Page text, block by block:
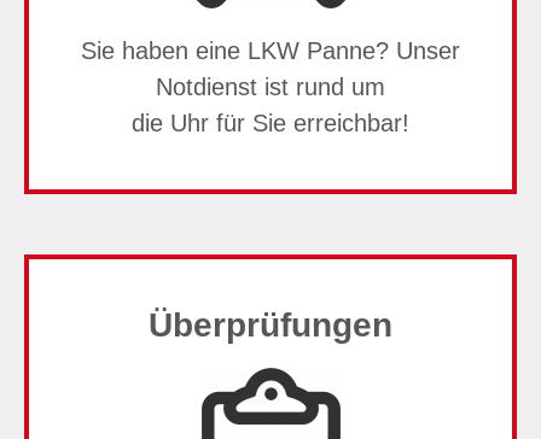
Sie haben eine LKW Panne? Unser
Notdienst ist rund um
die Uhr für Sie erreichbar!
Überprüfungen